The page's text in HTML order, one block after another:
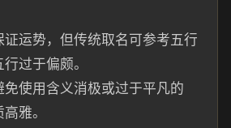
证运势，但传统取名可参考五行
过于偏颇。
免使用含义消极或过于平凡的
雅。